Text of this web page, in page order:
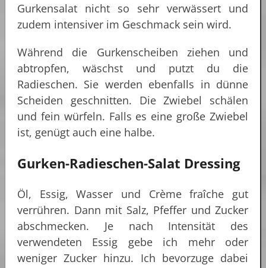
Gurkensalat nicht so sehr verwässert und
zudem intensiver im Geschmack sein wird.
Während die Gurkenscheiben ziehen und
abtropfen, wäschst und putzt du die
Radieschen. Sie werden ebenfalls in dünne
Scheiden geschnitten. Die Zwiebel schälen
und fein würfeln. Falls es eine große Zwiebel
ist, genügt auch eine halbe.
Gurken-Radieschen-Salat Dressing
Öl, Essig, Wasser und Crème fraîche gut
verrühren. Dann mit Salz, Pfeffer und Zucker
abschmecken. Je nach Intensität des
verwendeten Essig gebe ich mehr oder
weniger Zucker hinzu. Ich bevorzuge dabei